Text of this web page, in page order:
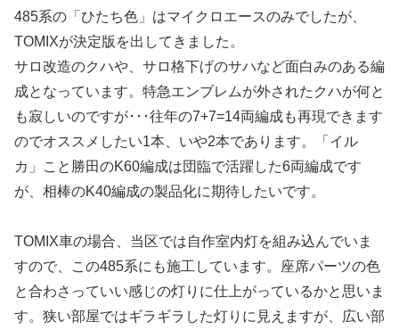
485系の「ひたち色」はマイクロエースのみでしたが、
TOMIXが決定版を出してきました。
サロ改造のクハや、サロ格下げのサハなど面白みのある編
成となっています。特急エンブレムが外されたクハが何と
も寂しいのですが･･･往年の7+7=14両編成も再現できます
のでオススメしたい1本、いや2本であります。「イル
カ」こと勝田のK60編成は団臨で活躍した6両編成です
が、相棒のK40編成の製品化に期待したいです。
TOMIX車の場合、当区では自作室内灯を組み込んでいま
すので、この485系にも施工しています。座席パーツの色
と合わさっていい感じの灯りに仕上がっているかと思いま
す。狭い部屋ではギラギラした灯りに見えますが、広い部